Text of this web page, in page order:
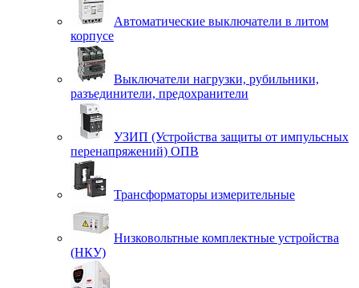
Автоматические выключатели в литом
корпусе
Выключатели нагрузки, рубильники,
разъединители, предохранители
УЗИП (Устройства защиты от импульсных
перенапряжений) ОПВ
Трансформаторы измерительные
Низковольтные комплектные устройства
(НКУ)